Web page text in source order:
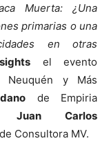
Muerta: ¿Una
primarias o una
en otras
el evento
Neuquén y Más
de Empiria
Juan Carlos
Consultora MV.